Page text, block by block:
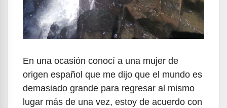
En una ocasión conocí a una mujer de
origen español que me dijo que el mundo es
demasiado grande para regresar al mismo
lugar más de una vez, estoy de acuerdo con